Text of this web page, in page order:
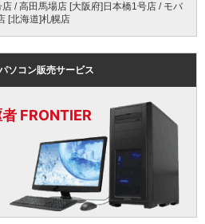
/ 高田馬場店 [大阪府]日本橋1号店 / モバ
[北海道]札幌店
ソコン販売サービス
FRONTIER